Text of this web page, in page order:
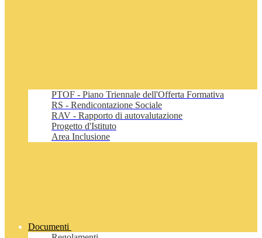
PTOF - Piano Triennale dell'Offerta Formativa
RS - Rendicontazione Sociale
RAV - Rapporto di autovalutazione
Progetto d'Istituto
Area Inclusione
Documenti